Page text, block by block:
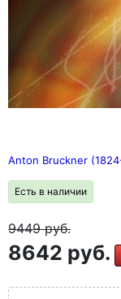
Anton Bruckner
Есть в наличии
9449руб.
8642 руб.